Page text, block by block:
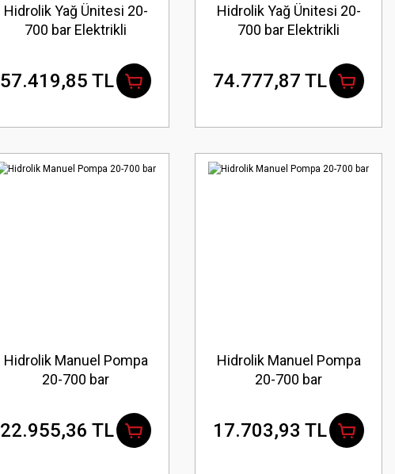
Hidrolik Yağ Ünitesi 20-
700 bar Elektrikli
57.419,85 TL
Hidrolik Yağ Ünitesi 20-
700 bar Elektrikli
74.777,87 TL
Hidrolik Manuel Pompa
20-700 bar
22.955,36 TL
Hidrolik Manuel Pompa
20-700 bar
17.703,93 TL